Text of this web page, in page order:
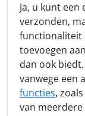
Ja, u kunt
verzonden,
functionaliteit
toevoegen
dan ook
vanwege een
functies,
van